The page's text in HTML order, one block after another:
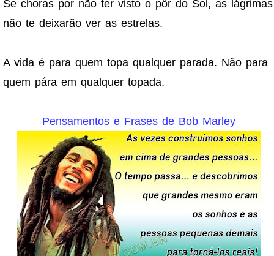
Se choras por não ter visto o pôr do Sol, as lágrimas
não te deixarão ver as estrelas.
A vida é para quem topa qualquer parada. Não para
quem pára em qualquer topada.
Pensamentos e Frases de Bob Marley